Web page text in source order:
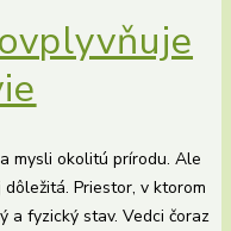
mysli okolitú prírodu. Ale
Priestor, v ktorom
a fyzický stav. Vedci čoraz